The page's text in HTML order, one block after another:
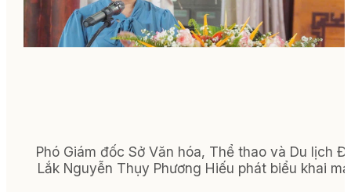
Phó Giám đốc Sở Văn hóa, Thể thao và Du lịch
Lắk Nguyễn Thụy Phương Hiếu phát biểu khai